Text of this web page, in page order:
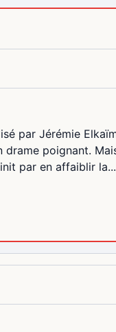
par Jérémie
poignant.
par en affaiblir la...